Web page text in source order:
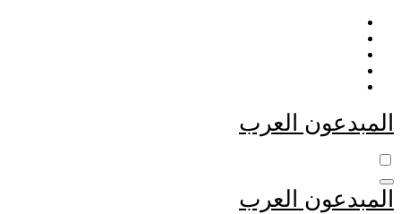
التجاوز
المحتوى
المبدعون العرب
المبدعون العرب